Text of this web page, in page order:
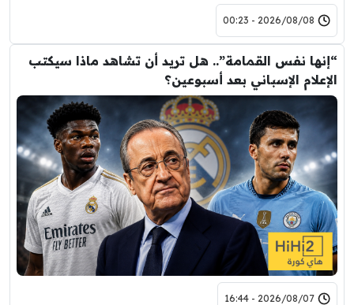
2026/08/08 - 00:23
“إنها نفس القمامة”.. هل تريد أن تشاهد ماذا سيكتب
الإعلام الإسباني بعد أسبوعين؟
2026/08/07 - 16:44